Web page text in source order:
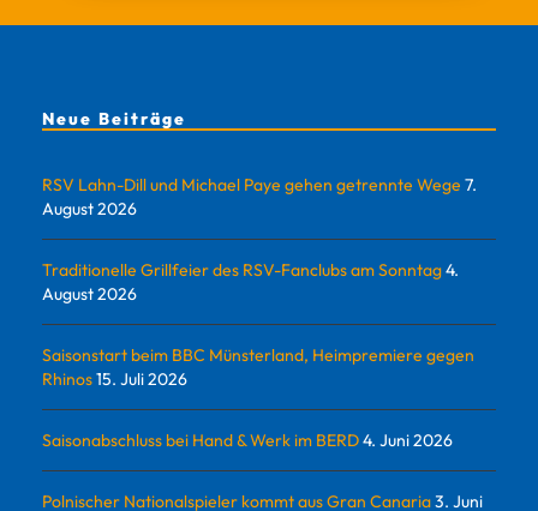
Neue Beiträge
RSV Lahn-Dill und Michael Paye gehen getrennte Wege 7.
August 2026
Traditionelle Grillfeier des RSV-Fanclubs am Sonntag4.
August 2026
Saisonstart beim BBC Münsterland, Heimpremiere gegen
Rhinos15. Juli 2026
Saisonabschluss bei Hand & Werk im BERD4. Juni 2026
Polnischer Nationalspieler kommt aus Gran Canaria3. Juni